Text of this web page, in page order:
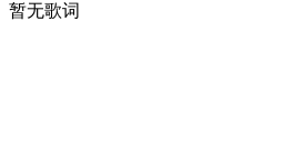
暂无歌词